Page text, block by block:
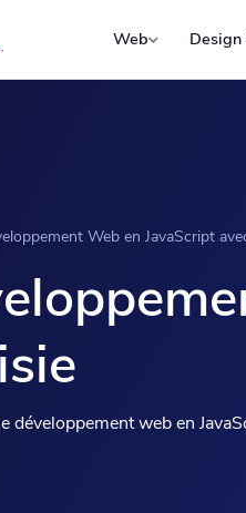
Web
Web en JavaScript
développement web en